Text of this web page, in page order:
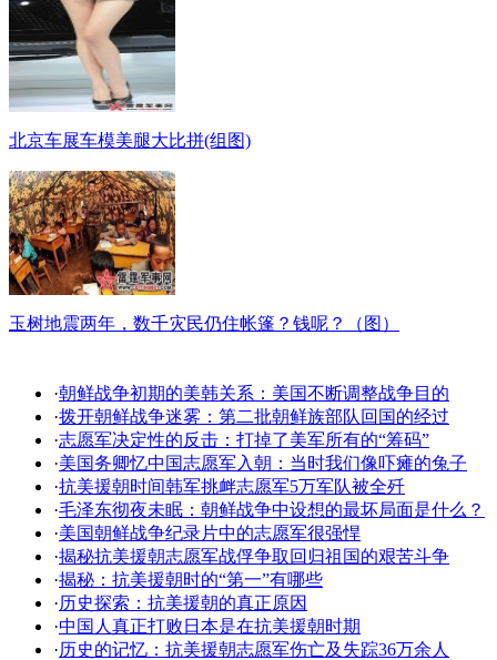
北京车展车模美腿大比拼(组图)
玉树地震两年，数千灾民仍住帐篷？钱呢？（图）
·朝鲜战争初期的美韩关系：美国不断调整战争目的
·拨开朝鲜战争迷雾：第二批朝鲜族部队回国的经过
·志愿军决定性的反击：打掉了美军所有的“筹码”
·美国务卿忆中国志愿军入朝：当时我们像吓瘫的兔子
·抗美援朝时间韩军挑衅志愿军5万军队被全歼
·毛泽东彻夜未眠：朝鲜战争中设想的最坏局面是什么？
·美国朝鲜战争纪录片中的志愿军很强悍
·揭秘抗美援朝志愿军战俘争取回归祖国的艰苦斗争
·揭秘：抗美援朝时的“第一”有哪些
·历史探索：抗美援朝的真正原因
·中国人真正打败日本是在抗美援朝时期
·历史的记忆：抗美援朝志愿军伤亡及失踪36万余人